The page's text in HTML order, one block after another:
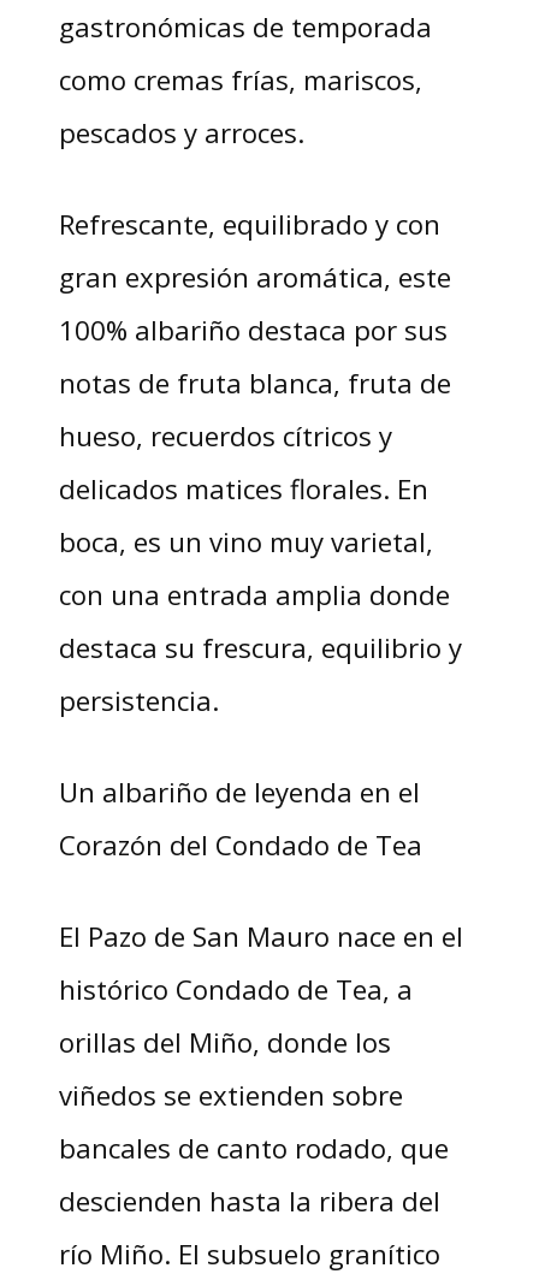
gastronómicas de temporada
como cremas frías, mariscos,
pescados y arroces.
Refrescante, equilibrado y con
gran expresión aromática, este
100% albariño destaca por sus
notas de fruta blanca, fruta de
hueso, recuerdos cítricos y
delicados matices florales. En
boca, es un vino muy varietal,
con una entrada amplia donde
destaca su frescura, equilibrio y
persistencia.
Un albariño de leyenda en el
Corazón del Condado de Tea
El Pazo de San Mauro nace en el
histórico Condado de Tea, a
orillas del Miño, donde los
viñedos se extienden sobre
bancales de canto rodado, que
descienden hasta la ribera del
río Miño. El subsuelo granítico